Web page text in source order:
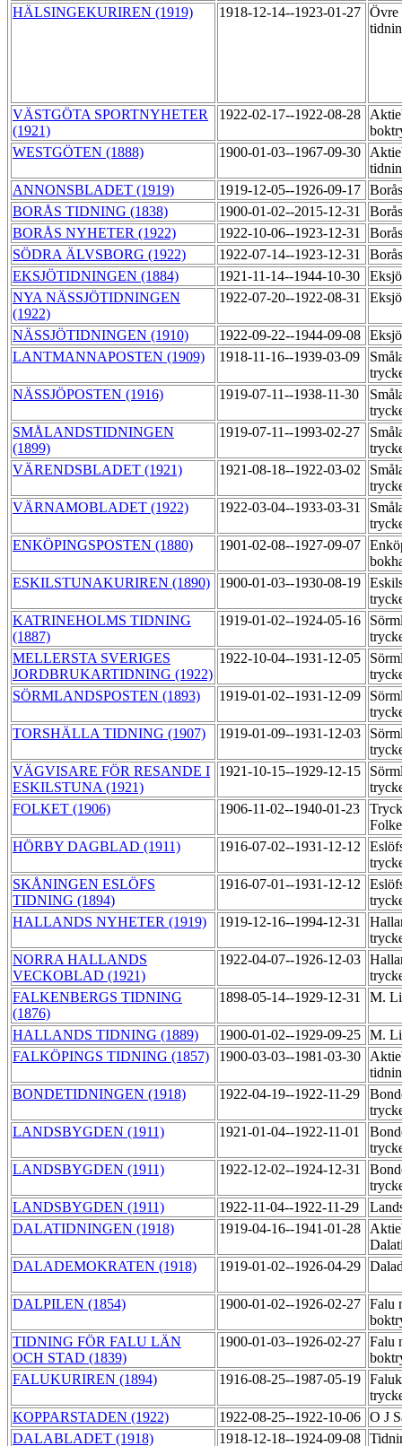
HÄLSINGEKURIREN (1919)
1918-12-14--1923-01-27 Övre
VÄSTGÖTA SPORTNYHETER
(1921)
1922-02-17--1922-08-28
WESTGÖTEN (1888)
1900-01-03--1967-09-30
ANNONSBLADET (1919)
1919-12-05--1926-09-17
BORÅS TIDNING (1838)
1900-01-02--2015-12-31
BORÅS NYHETER (1922)
1922-10-06--1923-12-31
SÖDRA ÄLVSBORG (1922)
1922-07-14--1923-12-31
EKSJÖTIDNINGEN (1884)
1921-11-14--1944-10-30
NYA NÄSSJÖTIDNINGEN
(1922)
1922-07-20--1922-08-31
NÄSSJÖTIDNINGEN (1910) 1922-09-22--1944-09-08
LANTMANNAPOSTEN (1909)
1918-11-16--1939-03-09
NÄSSJÖPOSTEN (1916)
1919-07-11--1938-11-30
SMÅLANDSTIDNINGEN
(1899)
1919-07-11--1993-02-27
VÄRENDSBLADET (1921)
1921-08-18--1922-03-02
VÄRNAMOBLADET (1922)
1922-03-04--1933-03-31
ENKÖPINGSPOSTEN (1880)
1901-02-08--1927-09-07
ESKILSTUNAKURIREN (1890)
1900-01-03--1930-08-19
KATRINEHOLMS TIDNING
(1887)
1919-01-02--1924-05-16
MELLERSTA SVERIGES
JORDBRUKARTIDNING (1922)
1922-10-04--1931-12-05
SÖRMLANDSPOSTEN (1893)
1919-01-02--1931-12-09
TORSHÄLLA TIDNING (1907)
1919-01-09--1931-12-03
VÄGVISARE FÖR RESANDE I
ESKILSTUNA (1921)
1921-10-15--1929-12-15
FOLKET (1906)
1906-11-02--1940-01-23
HÖRBY DAGBLAD (1911)
1916-07-02--1931-12-12
SKÅNINGEN ESLÖFS
TIDNING (1894)
1916-07-01--1931-12-12
HALLANDS NYHETER (1919)
1919-12-16--1994-12-31
NORRA HALLANDS
VECKOBLAD (1921)
1922-04-07--1926-12-03
FALKENBERGS TIDNING
(1876)
1898-05-14--1929-12-31 M.
HALLANDS TIDNING (1889) 1900-01-02--1929-09-25 M.
FALKÖPINGS TIDNING (1857)
1900-03-03--1981-03-30
BONDETIDNINGEN (1918)
1922-04-19--1922-11-29
LANDSBYGDEN (1911)
1921-01-04--1922-11-01
LANDSBYGDEN (1911)
1922-12-02--1924-12-31
LANDSBYGDEN (1911)
1922-11-04--1922-11-29
DALATIDNINGEN (1918)
1919-04-16--1941-01-28
DALADEMOKRATEN (1918)
1919-01-02--1926-04-29
DALPILEN (1854) 1900-01-02--1926-02-27 Falu
TIDNING FÖR FALU LÄN
OCH STAD (1839)
1900-01-03--1926-02-27 Falu
FALUKURIREN (1894)
1916-08-25--1987-05-19
KOPPARSTADEN (1922)
1922-08-25--1922-10-06 O J
DALABLADET (1918)
1918-12-18--1924-09-08